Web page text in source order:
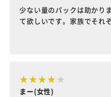
少ない量のパックは助かり
て欲しいです。家族でそれ
まー(女性)